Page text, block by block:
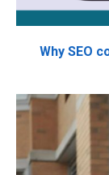
Why SEO